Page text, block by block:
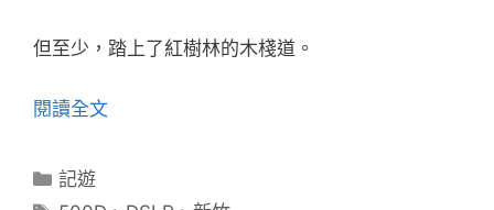
但至少，踏上了紅樹林的木棧道。
閱讀全文
分
類
記遊